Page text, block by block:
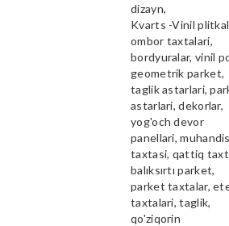
dizayn,
Kvarts -Vinil
ombor taxtalari,
bordyuralar, vinil
geometrik parket,
taglik astarlari,
astarlari, dekorlar,
yog'och devor
panellari,
taxtasi, qattiq
balıksırtı parket,
parket taxtalar,
taxtalari, taglik,
qo'ziqorin